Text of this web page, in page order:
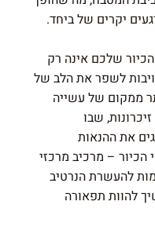
יקרים של ביחד.
שלכם אינה רק
לשפר את הלב של
ממקום של עשייה
שבו
את ההנאות
הכיור – מרכיב מרכזי
להעשרת הנרטיב
להוות תפאורה